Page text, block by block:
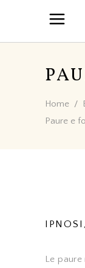
Home /
Paure e
Le